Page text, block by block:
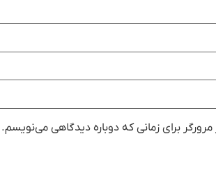
برای زمانی که دوباره دیدگاهی می‌نویسم.